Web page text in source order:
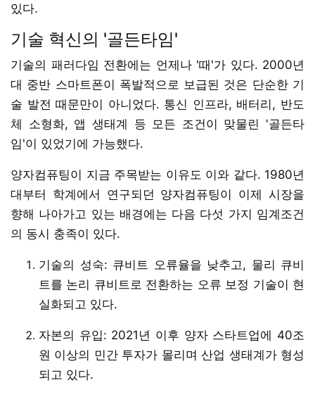
있다.
기술 혁신의 '골든타임'
기술의 패러다임 전환에는 언제나 '때'가 있다. 2000년
대 중반 스마트폰이 폭발적으로 보급된 것은 단순한 기
술 발전 때문만이 아니었다. 통신 인프라, 배터리, 반도
체 소형화, 앱 생태계 등 모든 조건이 맞물린 '골든타
임'이 있었기에 가능했다.
양자컴퓨팅이 지금 주목받는 이유도 이와 같다. 1980년
대부터 학계에서 연구되던 양자컴퓨팅이 이제 시장을
향해 나아가고 있는 배경에는 다음 다섯 가지 임계조건
의 동시 충족이 있다.
기술의 성숙: 큐비트 오류율을 낮추고, 물리 큐비
트를 논리 큐비트로 전환하는 오류 보정 기술이 현
실화되고 있다.
자본의 유입: 2021년 이후 양자 스타트업에 40조
원 이상의 민간 투자가 몰리며 산업 생태계가 형성
되고 있다.